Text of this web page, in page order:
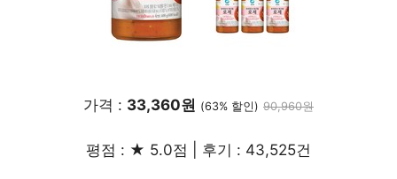
가격 : 33,360원 (63% 할인) 90,960원
평점 : ★ 5.0점 | 후기 : 43,525건